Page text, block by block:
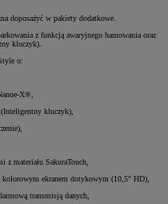
doposażyć w pakiety dodatkowe.
z funkcją awaryjnego hamowania oraz
kluczyk).
o:
X®,
kluczyk),
z materiału SakuraTouch,
ekranem dotykowym (10,5" HD),
transmisją danych,